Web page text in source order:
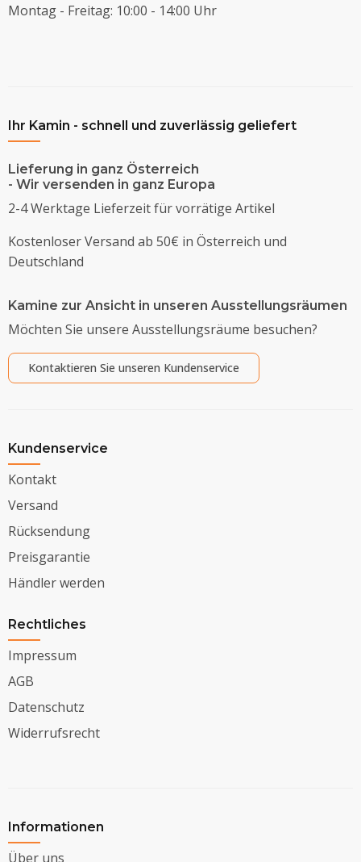
Montag - Freitag: 10:00 - 14:00 Uhr
Ihr Kamin - schnell und zuverlässig geliefert
Lieferung in ganz Österreich
- Wir versenden in ganz Europa
2-4 Werktage Lieferzeit für vorrätige Artikel
Kostenloser Versand ab 50€ in Österreich und
Deutschland
Kamine zur Ansicht in unseren Ausstellungsräumen
Möchten Sie unsere Ausstellungsräume besuchen?
Kontaktieren Sie unseren Kundenservice
Kundenservice
Kontakt
Versand
Rücksendung
Preisgarantie
Händler werden
Rechtliches
Impressum
AGB
Datenschutz
Widerrufsrecht
Informationen
Über uns